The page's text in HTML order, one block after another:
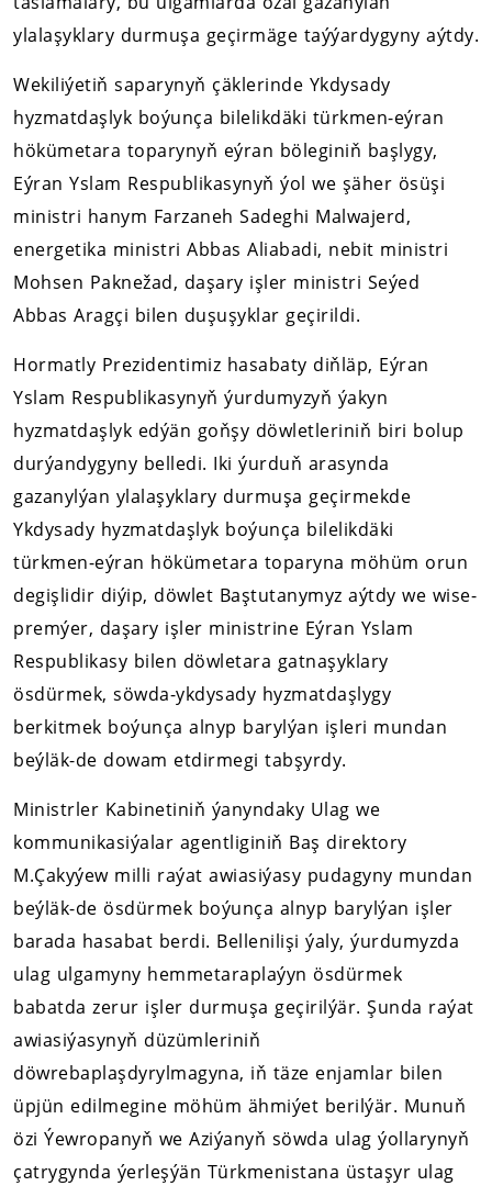
ylalaşyklary durmuşa geçirmäge taýýardygyny aýtdy.
Wekiliýetiň saparynyň çäklerinde Ykdysady
hyzmatdaşlyk boýunça bilelikdäki türkmen-eýran
hökümetara toparynyň eýran böleginiň başlygy,
Eýran Yslam Respublikasynyň ýol we şäher ösüşi
ministri hanym Farzaneh Sadeghi Malwajerd,
energetika ministri Abbas Aliabadi, nebit ministri
Mohsen Paknežad, daşary işler ministri Seýed
Abbas Aragçi bilen duşuşyklar geçirildi.
Hormatly Prezidentimiz hasabaty diňläp, Eýran
Yslam Respublikasynyň ýurdumyzyň ýakyn
hyzmatdaşlyk edýän goňşy döwletleriniň biri bolup
durýandygyny belledi. Iki ýurduň arasynda
gazanylýan ylalaşyklary durmuşa geçirmekde
Ykdysady hyzmatdaşlyk boýunça bilelikdäki
türkmen-eýran hökümetara toparyna möhüm orun
degişlidir diýip, döwlet Baştutanymyz aýtdy we wise-
premýer, daşary işler ministrine Eýran Yslam
Respublikasy bilen döwletara gatnaşyklary
ösdürmek, söwda-ykdysady hyzmatdaşlygy
berkitmek boýunça alnyp barylýan işleri mundan
beýläk-de dowam etdirmegi tabşyrdy.
Ministrler Kabinetiniň ýanyndaky Ulag we
kommunikasiýalar agentliginiň Baş direktory
M.Çakyýew milli raýat awiasiýasy pudagyny mundan
beýläk-de ösdürmek boýunça alnyp barylýan işler
barada hasabat berdi. Bellenilişi ýaly, ýurdumyzda
ulag ulgamyny hemmetaraplaýyn ösdürmek
babatda zerur işler durmuşa geçirilýär. Şunda raýat
awiasiýasynyň düzümleriniň
döwrebaplaşdyrylmagyna, iň täze enjamlar bilen
üpjün edilmegine möhüm ähmiýet berilýär. Munuň
özi Ýewropanyň we Aziýanyň söwda ulag ýollarynyň
çatrygynda ýerleşýän Türkmenistana üstaşyr ulag